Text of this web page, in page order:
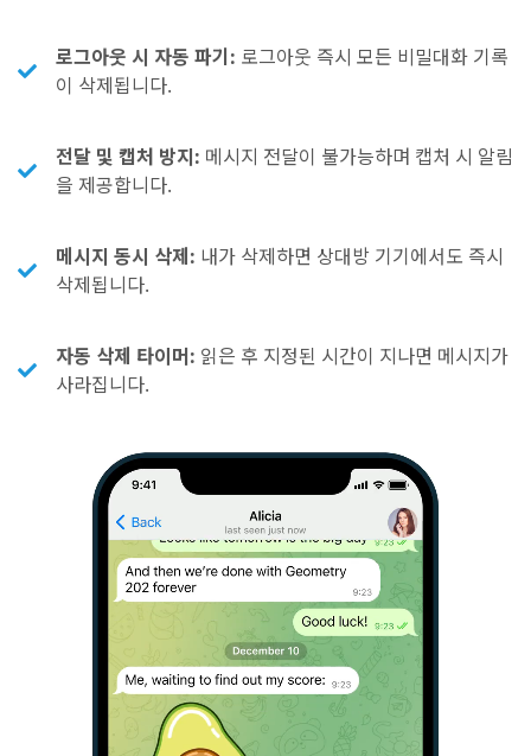
로그아웃 시 자동 파기: 로그아웃 즉시 모든 비밀대화 기록
이 삭제됩니다.
전달 및 캡처 방지: 메시지 전달이 불가능하며 캡처 시 알림
을 제공합니다.
메시지 동시 삭제: 내가 삭제하면 상대방 기기에서도 즉시
삭제됩니다.
자동 삭제 타이머: 읽은 후 지정된 시간이 지나면 메시지가
사라집니다.